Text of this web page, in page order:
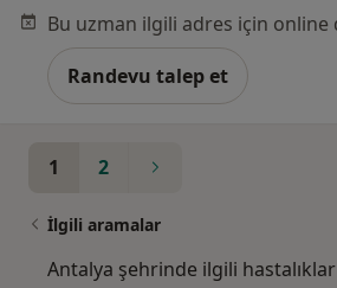
Randevu talep et
1 2
İlgili aramalar
Antalya şehrinde ilgili hastalıklar